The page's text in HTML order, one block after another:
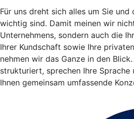
Für uns dreht sich alles um Sie und
wichtig sind. Damit meinen wir
Unternehmens, sondern auch die
Ihrer Kundschaft sowie Ihre
nehmen wir das Ganze in den
strukturiert, sprechen Ihre
Ihnen gemeinsam umfassende